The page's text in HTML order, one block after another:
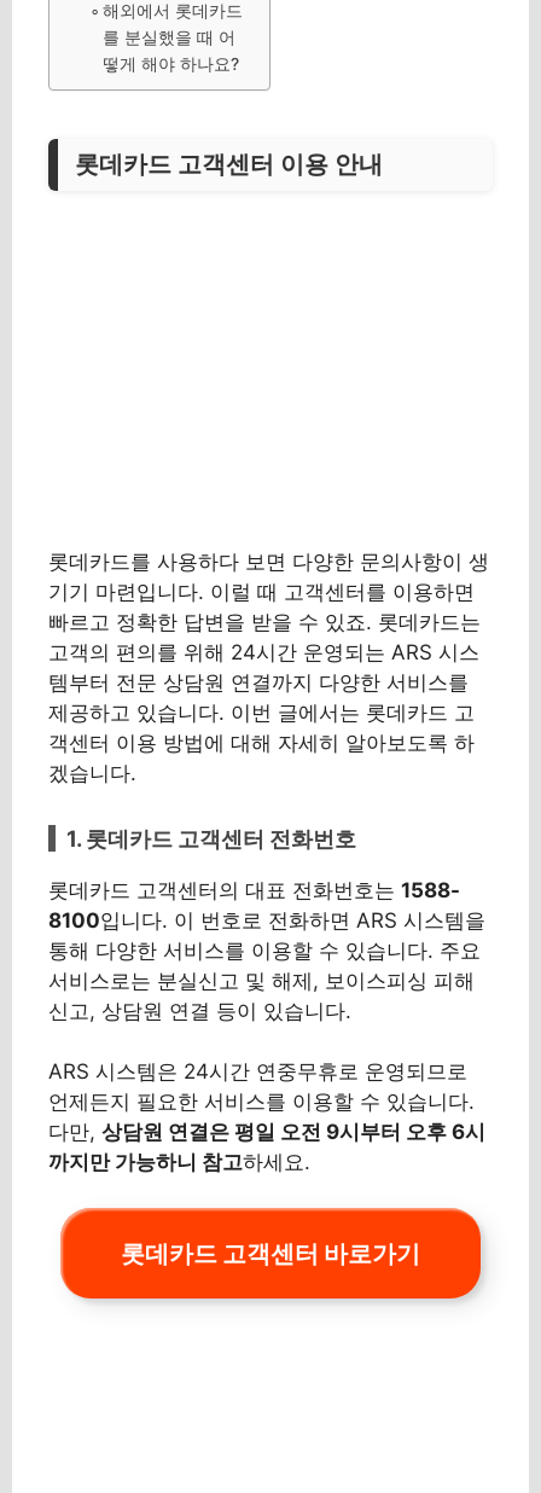
해외에서 롯데카드
를 분실했을 때 어
떻게 해야 하나요?
롯데카드 고객센터 이용 안내
롯데카드를 사용하다 보면 다양한 문의사항이 생
기기 마련입니다. 이럴 때 고객센터를 이용하면
빠르고 정확한 답변을 받을 수 있죠. 롯데카드는
고객의 편의를 위해 24시간 운영되는 ARS 시스
템부터 전문 상담원 연결까지 다양한 서비스를
제공하고 있습니다. 이번 글에서는 롯데카드 고
객센터 이용 방법에 대해 자세히 알아보도록 하
겠습니다.
1. 롯데카드 고객센터 전화번호
롯데카드 고객센터의 대표 전화번호는 1588-
8100입니다. 이 번호로 전화하면 ARS 시스템을
통해 다양한 서비스를 이용할 수 있습니다. 주요
서비스로는 분실신고 및 해제, 보이스피싱 피해
신고, 상담원 연결 등이 있습니다.
ARS 시스템은 24시간 연중무휴로 운영되므로
언제든지 필요한 서비스를 이용할 수 있습니다.
다만, 상담원 연결은 평일 오전 9시부터 오후 6시
까지만 가능하니 참고하세요.
롯데카드 고객센터 바로가기